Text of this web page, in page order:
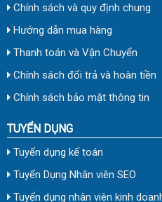
Chính sách và quy định chung
Hướng dẫn mua hàng
Thanh toán và Vận Chuyển
Chính sách đổi trả và hoàn tiền
Chính sách bảo mật thông tin
TUYỂN DỤNG
Tuyển dụng kế toán
Tuyển Dụng Nhân viên SEO
Tuyển dụng nhân viên kinh